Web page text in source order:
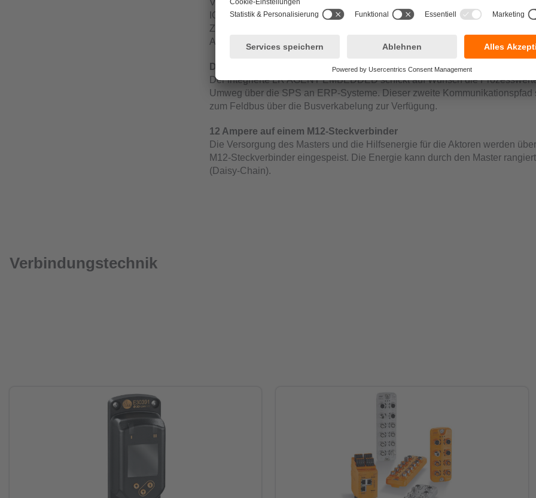
Verbindungsleitungen ohne Schirmung. Es können bis zu 4 oder 8 (je nach
IO-Link-Sensoren angeschlossen und mit bis zu 3,6 A in Summe versorgt
Zubehör EVC693 lässt sich zusätzliche Hilfsenergie für den Anschluss von
Aktuatoren einspeisen. Die Leitungslänge kann bis zu 20 m betragen.
Direkte Verbindung zur IT
Der integrierte LR AGENT EMBEDDED schickt auf Wunsch die
Umweg über die SPS an ERP-Systeme. Dieser zweite Kommunikationspfad
zum Feldbus über die Busverkabelung zur Verfügung.
12 Ampere auf einem M12-Steckverbinder
Die Versorgung des Masters und die Hilfsenergie für die Aktoren werden
M12-Steckverbinder eingespeist. Die Energie kann durch den Master
(Daisy-Chain).
Verbindungstechnik